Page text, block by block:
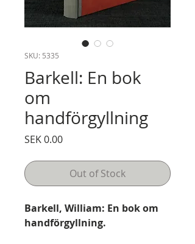
SKU: 5335
Barkell: En bok
om
handförgyllning
SEK 0.00Price
Out of Stock
Barkell, William: En bok om
handförgyllning.